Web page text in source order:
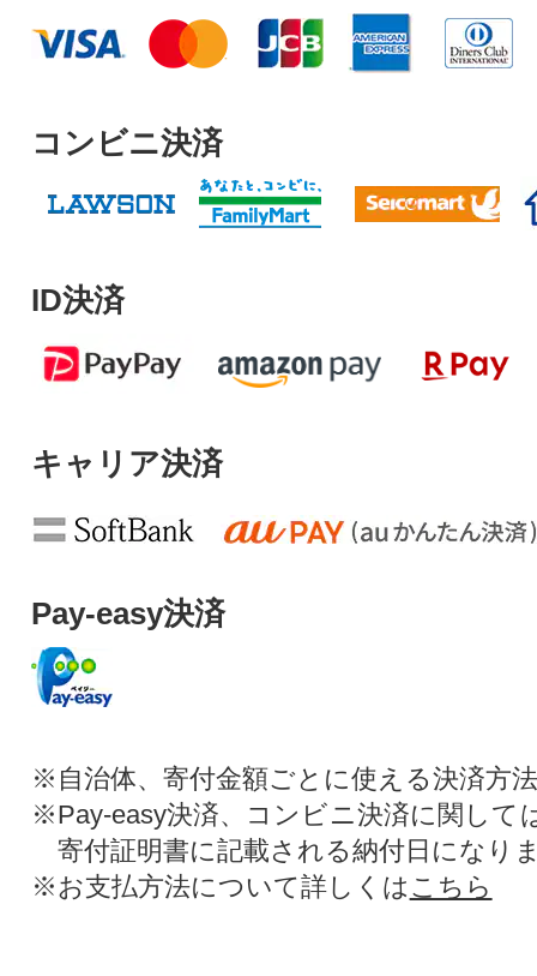
コンビニ決済
ID決済
キャリア決済
Pay-easy決済
※自治体、寄付金額ごとに使える決済方
※Pay-easy決済、コンビニ決済に関して
寄付証明書に記載される納付日になり
※お支払方法について詳しくは こちら